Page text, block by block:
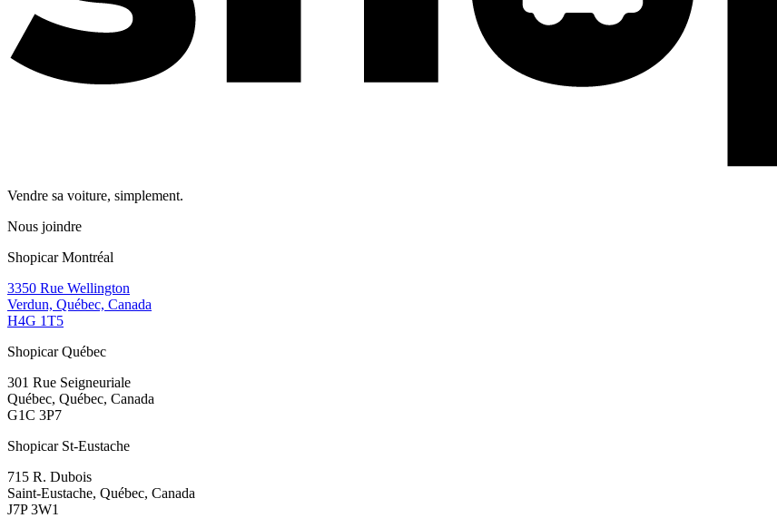
Vendre sa voiture, simplement.
Nous joindre
Shopicar Montréal
3350 Rue Wellington
Verdun, Québec, Canada
H4G 1T5
Shopicar Québec
301 Rue Seigneuriale
Québec, Québec, Canada
G1C 3P7
Shopicar St-Eustache
715 R. Dubois
Saint-Eustache, Québec, Canada
J7P 3W1